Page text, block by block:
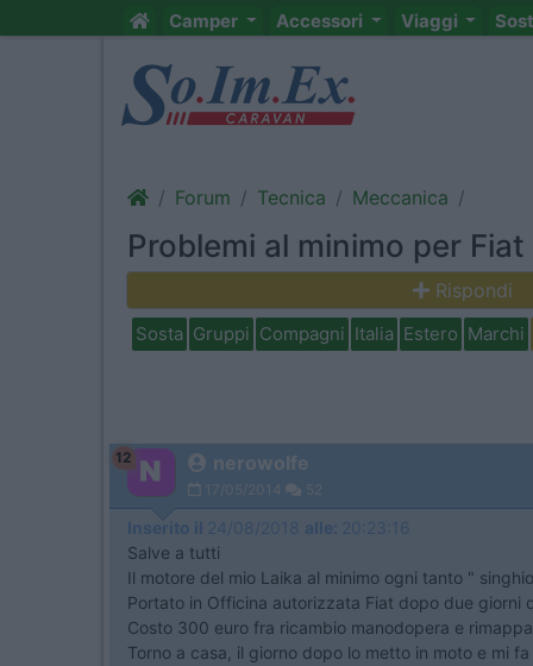
Camper Accessori Viaggi
Forum Tecnica Meccanica
Problemi al minimo per
Rispondi
Sosta Gruppi Compagni Italia Estero Marchi
12 nerowolfe
17/05/2014 52
Inserito il 24/08/2018 alle: 20:23:16
Salve a tutti
Il motore del mio Laika al minimo ogni tanto "
Portato in Officina autorizzata Fiat dopo due giorni
Costo 300 euro fra ricambio manodopera e
Torno a casa, il giorno dopo lo metto in moto e mi